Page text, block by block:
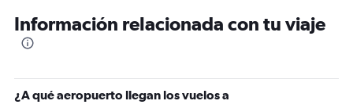
Información relacionada con tu viaje
¿A qué aeropuerto llegan los vuelos a